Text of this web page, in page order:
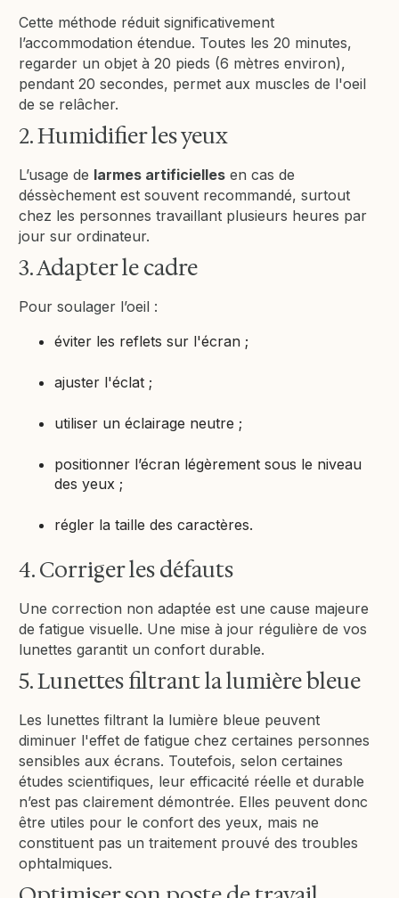
Cette méthode réduit significativement
l’accommodation étendue. Toutes les 20 minutes,
regarder un objet à 20 pieds (6 mètres environ),
pendant 20 secondes, permet aux muscles de l'oeil
de se relâcher.
2. Humidifier les yeux
L’usage de larmes artificielles en cas de
déssèchement est souvent recommandé, surtout
chez les personnes travaillant plusieurs heures par
jour sur ordinateur.
3. Adapter le cadre
Pour soulager l’oeil :
éviter les reflets sur l'écran ;
ajuster l'éclat ;
utiliser un éclairage neutre ;
positionner l’écran légèrement sous le niveau
des yeux ;
régler la taille des caractères.
4. Corriger les défauts
Une correction non adaptée est une cause majeure
de fatigue visuelle. Une mise à jour régulière de vos
lunettes garantit un confort durable.
5. Lunettes filtrant la lumière bleue
Les lunettes filtrant la lumière bleue peuvent
diminuer l'effet de fatigue chez certaines personnes
sensibles aux écrans. Toutefois, selon certaines
études scientifiques, leur efficacité réelle et durable
n’est pas clairement démontrée. Elles peuvent donc
être utiles pour le confort des yeux, mais ne
constituent pas un traitement prouvé des troubles
ophtalmiques.